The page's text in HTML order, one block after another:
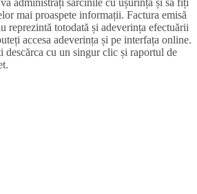
mai proaspete informații. Factura emisă
reprezintă totodată și adeverința efectuării
accesa adeverința și pe interfața online.
descărca cu un singur clic și raportul de